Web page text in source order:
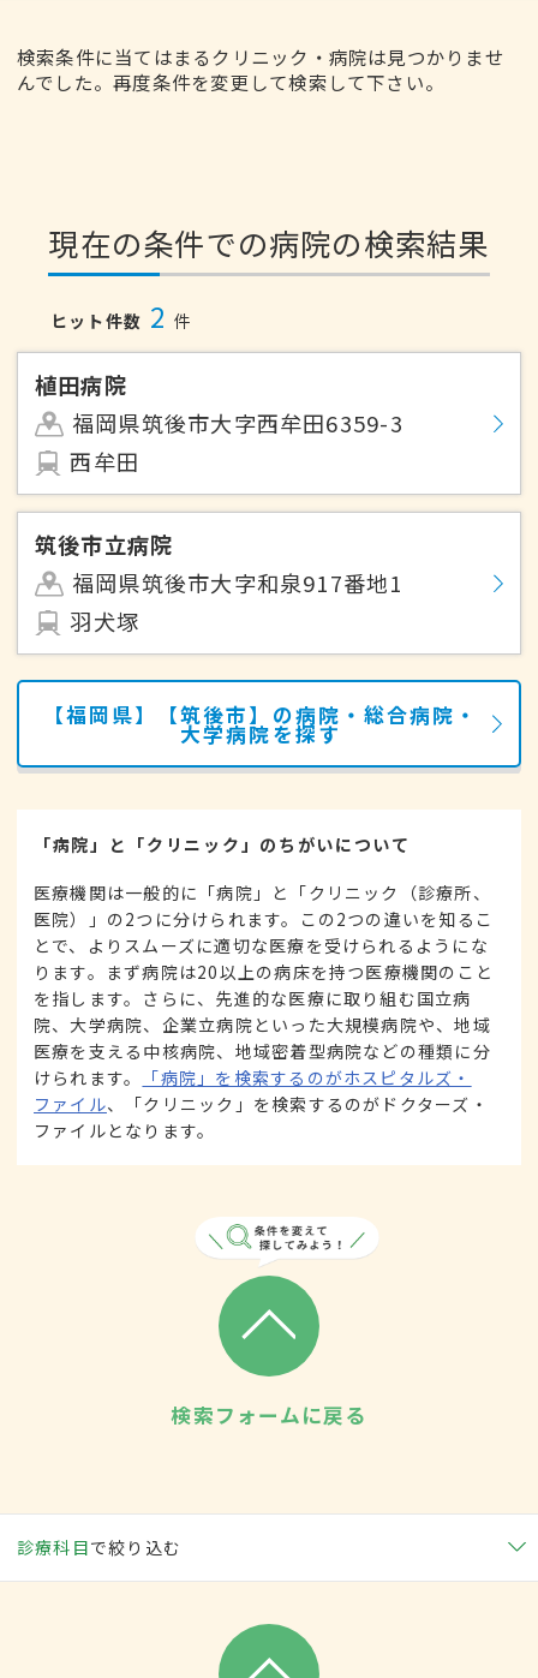
検索条件に当てはまるクリニック・病院は見つかりませ
んでした。再度条件を変更して検索して下さい。
現在の条件での病院の検索結果
ヒット件数 2 件
植田病院
福岡県筑後市大字西牟田6359-3
西牟田
筑後市立病院
福岡県筑後市大字和泉917番地1
羽犬塚
【福岡県】【筑後市】の病院・総合病院・
大学病院を探す
「病院」と「クリニック」のちがいについて
医療機関は一般的に「病院」と「クリニック（診療所、
医院）」の2つに分けられます。この2つの違いを知るこ
とで、よりスムーズに適切な医療を受けられるようにな
ります。まず病院は20以上の病床を持つ医療機関のこと
を指します。さらに、先進的な医療に取り組む国立病
院、大学病院、企業立病院といった大規模病院や、地域
医療を支える中核病院、地域密着型病院などの種類に分
けられます。
「病院」を検索するのがホスピタルズ・
ファイル、「クリニック」を検索するのがドクターズ・
ファイルとなります。
検索フォームに戻る
診療科目で絞り込む